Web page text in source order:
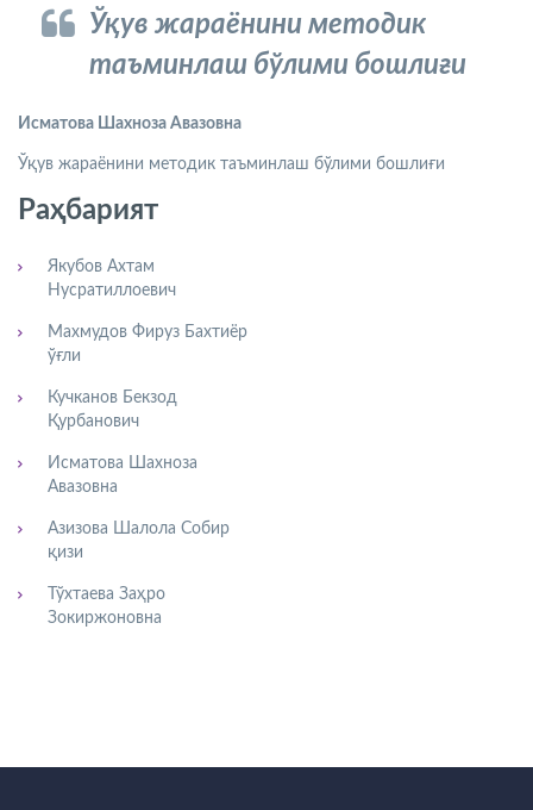
Ўқув жараёнини методик
таъминлаш бўлими бошлиғи
Исматова Шахноза Авазовна
Ўқув жараёнини методик таъминлаш бўлими бошлиғи
Раҳбарият
Якубов Ахтам
Нусратиллоевич
Махмудов Фируз Бахтиёр
ўғли
Кучканов Бекзод
Қурбанович
Исматова Шахноза
Авазовна
Азизова Шалола Собир
қизи
Тўхтаева Заҳро
Зокиржоновна